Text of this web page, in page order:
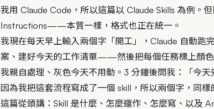
我用 Claude Code，所以這篇以 Claude Skills 為例。
Instructions——本質一樣，格式也正在統一。
我現在每天早上輸入兩個字「開工」，Claude 自動
案、建好今天的工作清單——然後把每個任務標上顏
我親自處理、灰色今天不用動。3 分鐘後問我：「今天
因為我把這套流程寫成了一個 skill，所以兩個字，同
這篇從頭講：Skill 是什麼、怎麼運作、怎麼寫、以及